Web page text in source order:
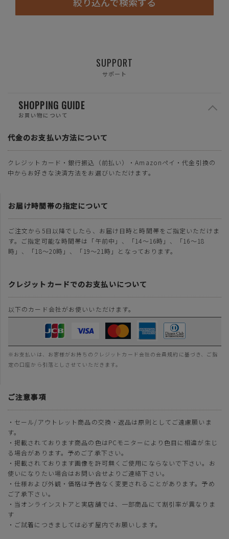
SUPPORT
サポート
SHOPPING GUIDE
お買い物について
代金のお支払い方法について
クレジットカード・銀行振込（前払い）・Amazonペイ・代金引換の
中からお好きな決済方法をお選びいただけます。
お届け時間帯の指定について
ご注文から5日以降でしたら、お届け日時と時間帯をご指定いただけま
す。ご指定可能な時間帯は「午前中」、「14～16時」、「16～18
時」、「18～20時」、「19～21時」となっております。
クレジットカードでのお支払いについて
以下のカード会社がお使いいただけます。
※お支払いは、お客様がお持ちのクレジットカード会社の会員規約に基づき、ご指
定の口座から引落としさせていただきます。
ご注意事項
・セール/アウトレット商品の交換・返品は原則としてご遠慮願いま
す。
・掲載されております商品の色はPCモニターにより色目に相違が生じ
る場合があります。予めご了承下さい。
・掲載されております画像を許可無くご使用にならないで下さい。お
使いになりたい場合はお問い合せよりご連絡下さい。
・仕様および外観・価格は予告なく変更されることがあります。予め
ご了承下さい。
・当オンラインストアと実店舗では、一部商品にて割引率が異なりま
す
・ご試着につきましては必ず屋内でお願いします。